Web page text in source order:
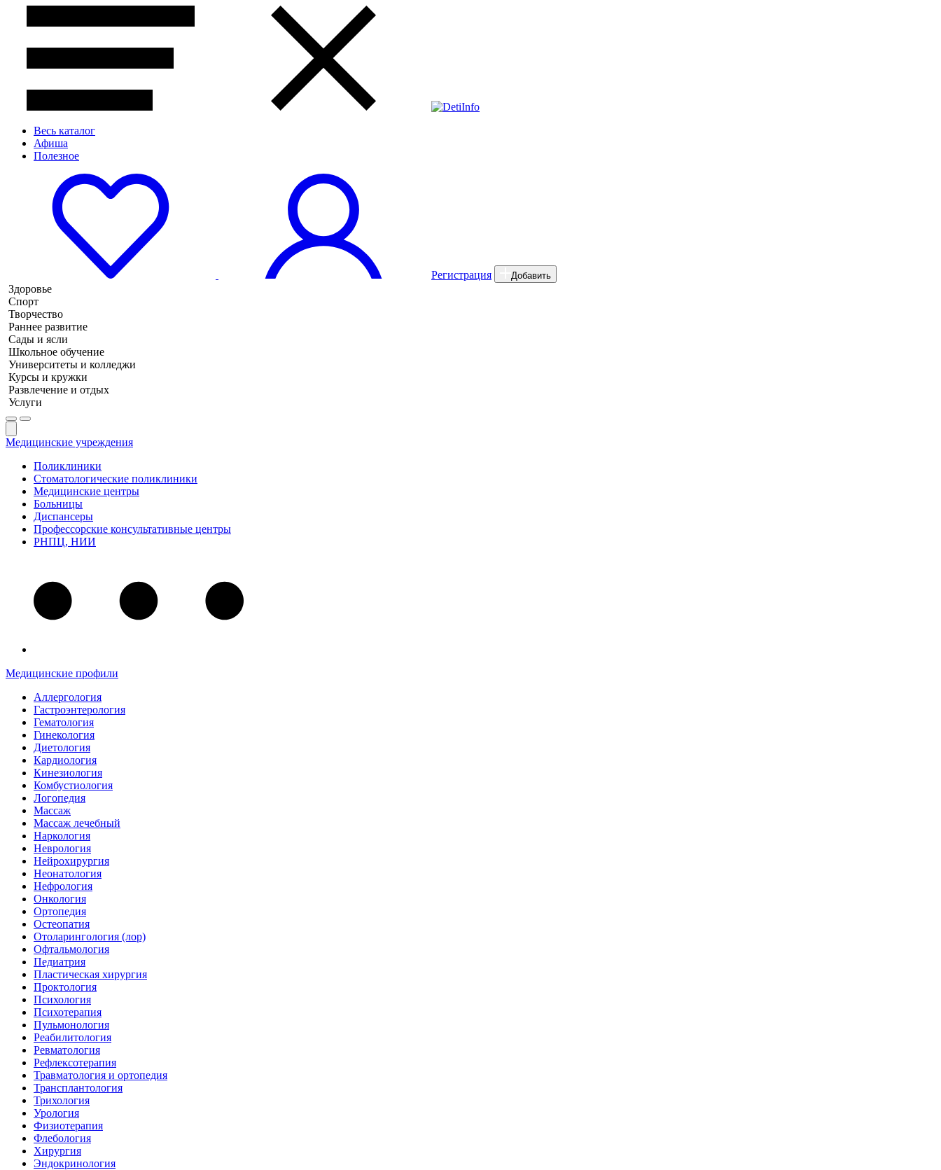
Весь каталог
Афиша
Полезное
Регистрация Добавить
Здоровье
Спорт
Творчество
Раннее развитие
Сады и ясли
Школьное обучение
Университеты и колледжи
Курсы и кружки
Развлечение и отдых
Услуги
Медицинские учреждения
Поликлиники
Стоматологические поликлиники
Медицинские центры
Больницы
Диспансеры
Профессорские консультативные центры
РНПЦ, НИИ
Медицинские профили
Аллергология
Гастроэнтерология
Гематология
Гинекология
Диетология
Кардиология
Кинезиология
Комбустиология
Логопедия
Массаж
Массаж лечебный
Наркология
Неврология
Нейрохирургия
Неонатология
Нефрология
Онкология
Ортопедия
Остеопатия
Отоларингология (лор)
Офтальмология
Педиатрия
Пластическая хирургия
Проктология
Психология
Психотерапия
Пульмонология
Реабилитология
Ревматология
Рефлексотерапия
Травматология и ортопедия
Трансплантология
Трихология
Урология
Физиотерапия
Флебология
Хирургия
Эндокринология